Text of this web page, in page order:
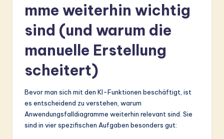
mme weiterhin wichtig
sind (und warum die
manuelle Erstellung
scheitert)
Bevor man sich mit den KI-Funktionen beschäftigt, ist
es entscheidend zu verstehen, warum
Anwendungsfalldiagramme weiterhin relevant sind. Sie
sind in vier spezifischen Aufgaben besonders gut: